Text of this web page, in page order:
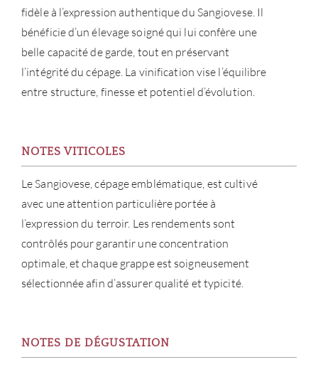
fidèle à l’expression authentique du Sangiovese. Il
bénéficie d’un élevage soigné qui lui confère une
belle capacité de garde, tout en préservant
l’intégrité du cépage. La vinification vise l’équilibre
entre structure, finesse et potentiel d’évolution.
NOTES VITICOLES
Le Sangiovese, cépage emblématique, est cultivé
avec une attention particulière portée à
l’expression du terroir. Les rendements sont
contrôlés pour garantir une concentration
optimale, et chaque grappe est soigneusement
sélectionnée afin d’assurer qualité et typicité.
NOTES DE DÉGUSTATION